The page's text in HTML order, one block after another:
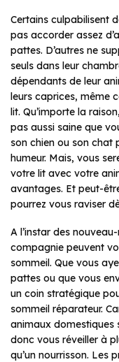
Certains culpabilisent
pas accorder assez
pattes. D’autres ne
seuls dans leur
dépendants de leur
leurs caprices, même
lit. Qu’importe la
pas aussi saine que
son chien ou son chat
humeur. Mais, vous
votre lit avec votre
avantages. Et peut-
pourrez vous raviser
A l’instar des
compagnie peuvent
sommeil. Que vous
pattes ou que vous
un coin stratégique
sommeil réparateur.
animaux domestiques
donc vous réveiller à
qu’un nourrisson. Les